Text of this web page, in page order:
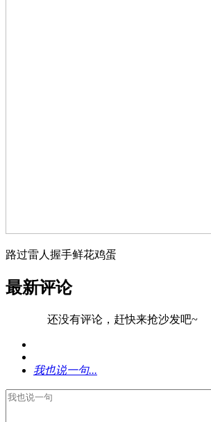
路过雷人 握手鲜花鸡蛋
最新评论
还没有评论，赶快来抢沙发吧~
我也说一句...